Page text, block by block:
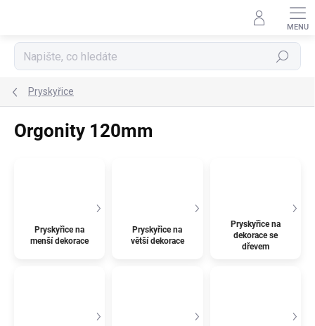
Hledat
Pryskyřice
Orgonity 120mm
Pryskyřice na
menší dekorace
Pryskyřice na
větší dekorace
Pryskyřice na
dekorace se
dřevem